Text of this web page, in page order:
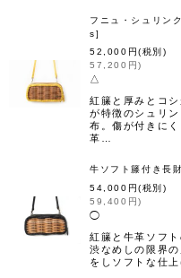
フニュ・シュリン
s]
52,000 円(税別)
57,200 円)
△
紅籘と厚みとコ
が特徴のシュリ
布。傷が付きに
革…
牛ソフト籐付き長
54,000 円(税別)
59,400 円)
◯
紅籘と牛革ソフ
渋なめしの限界
をしソフトな仕